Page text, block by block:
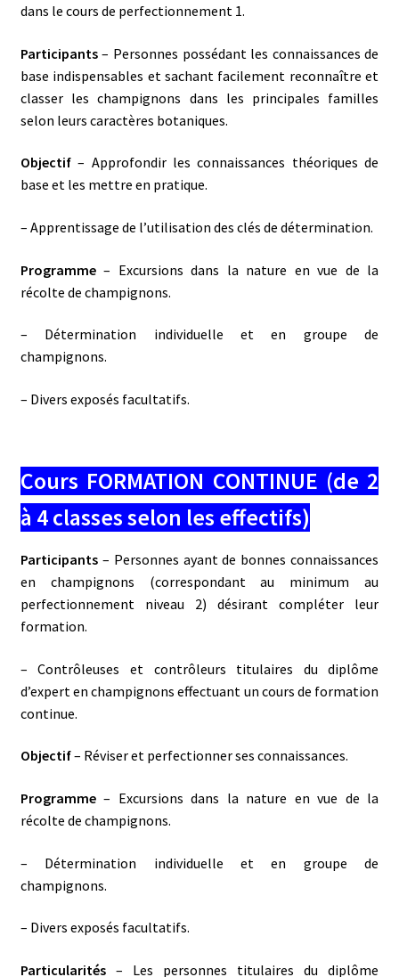
dans le cours de perfectionnement 1.
Participants– Personnes possédant les connaissances de
base indispensables et sachant facilement reconnaître et
classer les champignons dans les principales familles
selon leurs caractères botaniques.
Objectif– Approfondir les connaissances théoriques de
base et les mettre en pratique.
– Apprentissage de l’utilisation des clés de détermination.
Programme– Excursions dans la nature en vue de la
récolte de champignons.
– Détermination individuelle et en groupe de
champignons.
– Divers exposés facultatifs.
Cours FORMATION CONTINUE (de 2
à 4 classes selon les effectifs)
Participants– Personnes ayant de bonnes connaissances
en champignons (correspondant au minimum au
perfectionnement niveau 2) désirant compléter leur
formation.
– Contrôleuses et contrôleurs titulaires du diplôme
d’expert en champignons effectuant un cours de formation
continue.
Objectif– Réviser et perfectionner ses connaissances.
Programme– Excursions dans la nature en vue de la
récolte de champignons.
– Détermination individuelle et en groupe de
champignons.
– Divers exposés facultatifs.
Particularités– Les personnes titulaires du diplôme